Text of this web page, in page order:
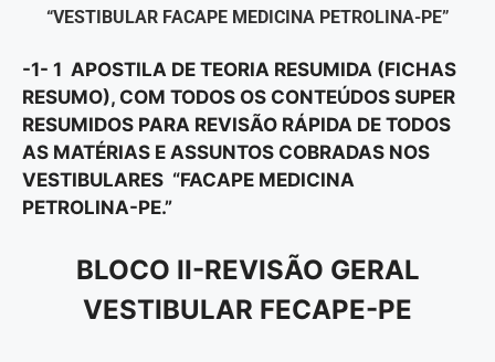
“VESTIBULAR FACAPE MEDICINA PETROLINA-PE”
-1- 1 APOSTILA DE TEORIA RESUMIDA (FICHAS
RESUMO), COM TODOS OS CONTEÚDOS SUPER
RESUMIDOS PARA REVISÃO RÁPIDA DE TODOS
AS MATÉRIAS E ASSUNTOS COBRADAS NOS
VESTIBULARES “FACAPE MEDICINA
PETROLINA-PE.”
BLOCO II-REVISÃO GERAL
VESTIBULAR FECAPE-PE